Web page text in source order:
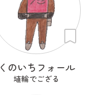
くのいちフォール
埴輪でござる